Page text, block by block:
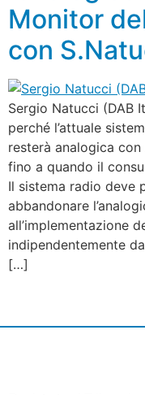
Monitor
con
Sergio Natucci (DAB
perché l’attuale
resterà analogica
fino a quando il
Il sistema radio deve
abbandonare
all’implementazione
indipendentemente
[…]